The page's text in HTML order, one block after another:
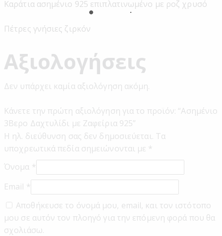
Καράτια ασημένιο 925 επιπλατινωμένο με ροζ χρυσό
Πέτρες γνήσιες ζιρκόν
Αξιολογήσεις
Δεν υπάρχει καμία αξιολόγηση ακόμη.
Κάνετε την πρώτη αξιολόγηση για το προϊόν: “Ασημένιο
3Βερο Δαχτυλίδι με Ζαφείρια 925”
Η ηλ. διεύθυνση σας δεν δημοσιεύεται. Τα
υποχρεωτικά πεδία σημειώνονται με *
Όνομα *
Email *
Αποθήκευσε το όνομά μου, email, και τον ιστότοπο
μου σε αυτόν τον πλοηγό για την επόμενη φορά που θα
σχολιάσω.